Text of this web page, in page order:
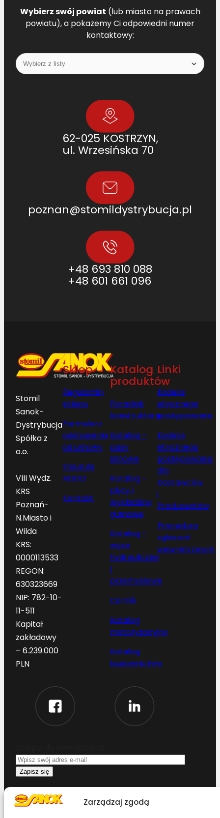
Zarządzaj zgodą
Wybierz swój powiat (lub miasto na prawach
powiatu), a pokażemy Ci odpowiedni numer
kontaktowy:
62-025 KOSTRZYN,
ul. Wrzesińska 70
poznan@stomildystrybucja.pl
+48 693 810 088
+48 601 661 096
Stomil
Sanok-
Dystrybucja
Spółka z
o.o.
VIII Wydz.
KRS
Poznań-
N.Miasto i
Wilda
KRS:
0000113533
REGON:
630323669
NIP: 782-10-
11-511
Kapitał
zakładowy
– 6.239.000
PLN
Sklep
Regulamin
sklepu
Formularz
odstąpienia
od umowy
Klauzula
RODO
Kontakt
Katalog
produktów
Poradnik
konstruktora
Katalog –
pasy
klinowe
Katalog –
płyty i
wykładziny
gumowe
Katalog –
węże
hydrauliczne
i
przemysłowe
Cennik
Katalog
motoryzacyjny
Katalog
budownictwo
Linki
Kodeks
etycznego
postępowania
Kodeks
etycznego
postępowania
dla
Dostawców
i
Producentów
Procedura
zgłoszeń
wewnętrznych
Oświadczam, że przeczytałem i akceptuję
warunki korzystania z serwisu